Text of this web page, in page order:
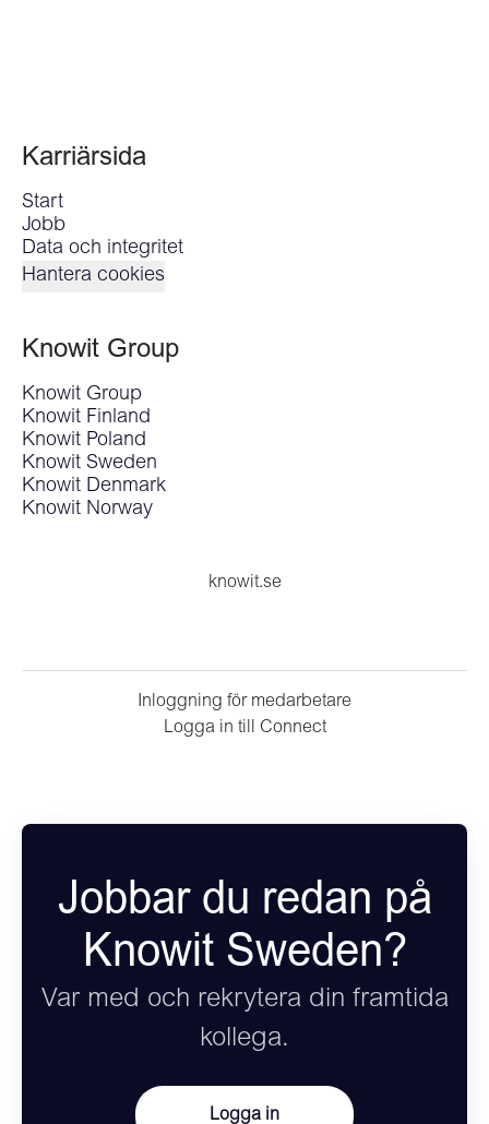
Karriärsida
Start
Jobb
Data och integritet
Hantera cookies
Knowit Group
Knowit Group
Knowit Finland
Knowit Poland
Knowit Sweden
Knowit Denmark
Knowit Norway
knowit.se
Inloggning för medarbetare
Logga in till Connect
Jobbar du redan på
Knowit Sweden?
Var med och rekrytera din framtida
kollega.
Logga in